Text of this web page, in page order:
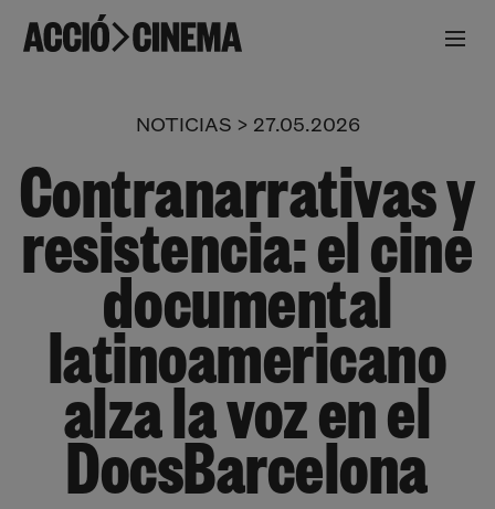
NOTICIAS > 27.05.2026
Contranarrativas y
resistencia: el cine
documental
latinoamericano
alza la voz en el
DocsBarcelona